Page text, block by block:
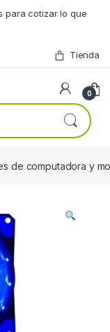
para cotizar lo que
Tienda
0
de computadora y